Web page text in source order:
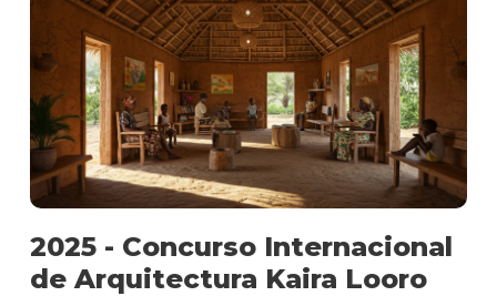
2025 - Concurso Internacional
de Arquitectura Kaira Looro